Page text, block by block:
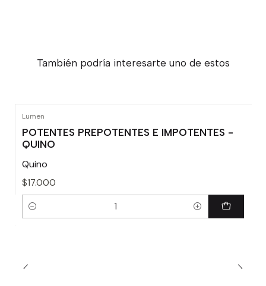
También podría interesarte uno de estos
Lumen
POTENTES PREPOTENTES E IMPOTENTES -
QUINO
Quino
$17.000
Cantidad